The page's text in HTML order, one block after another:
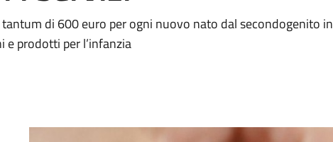
di 600 euro per ogni nuovo nato dal secondogenito
e prodotti per l’infanzia